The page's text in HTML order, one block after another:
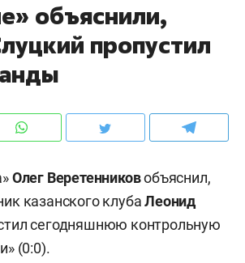
объяснили,
пропустил
Олег Веретенниковобъяснил,
казанского клубаЛеонид
сегодняшнюю контрольную
(0:0).